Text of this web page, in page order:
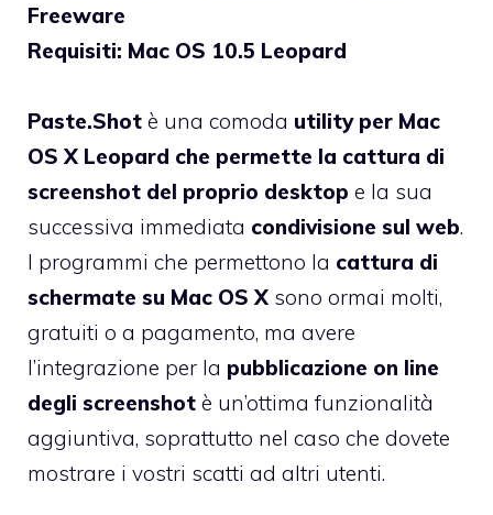
Freeware
Requisiti: Mac OS 10.5 Leopard
Paste.Shot è una comoda utility per Mac
OS X Leopard che permette la cattura di
screenshot del proprio desktop e la sua
successiva immediata condivisione sul web.
I programmi che permettono la cattura di
schermate su Mac OS X sono ormai molti,
gratuiti o a pagamento, ma avere
l’integrazione per la pubblicazione on line
degli screenshot è un’ottima funzionalità
aggiuntiva, soprattutto nel caso che dovete
mostrare i vostri scatti ad altri utenti.